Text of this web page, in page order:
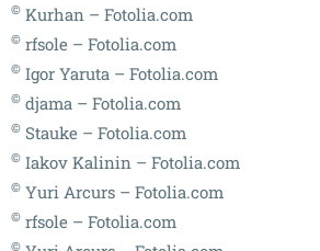
© Kurhan – Fotolia.com
© rfsole – Fotolia.com
© Igor Yaruta – Fotolia.com
© djama – Fotolia.com
© Stauke – Fotolia.com
© Iakov Kalinin – Fotolia.com
© Yuri Arcurs – Fotolia.com
© rfsole – Fotolia.com
©